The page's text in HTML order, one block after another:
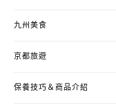
九州美食
京都旅遊
保養技巧＆商品介紹